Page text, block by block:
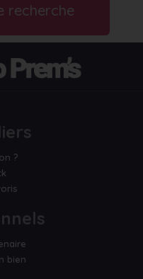
recherche
?
bien